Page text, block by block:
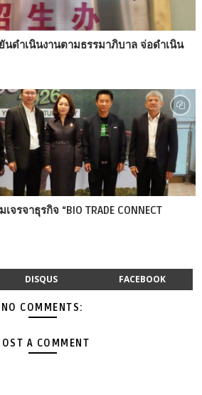
นดำเนินงานตามธรรมาภิบาล จ่อดำเนิน
รจาธุรกิจ “BIO TRADE CONNECT
DISQUS FACEBOOK
NO COMMENTS:
A COMMENT